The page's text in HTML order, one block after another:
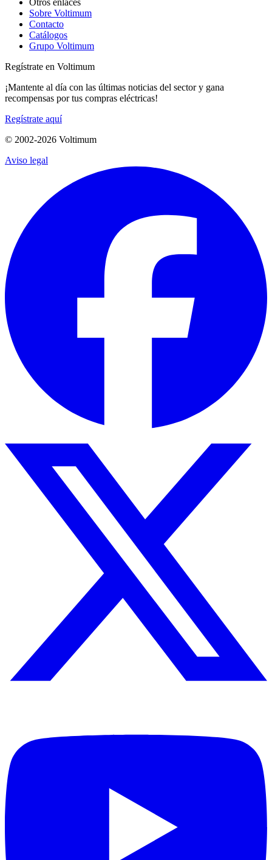
Sobre Voltimum
Contacto
Catálogos
Grupo Voltimum
Regístrate en Voltimum
¡Mantente al día con las últimas noticias del sector y gana
recompensas por tus compras eléctricas!
Regístrate aquí
© 2002-2026 Voltimum
Aviso legal